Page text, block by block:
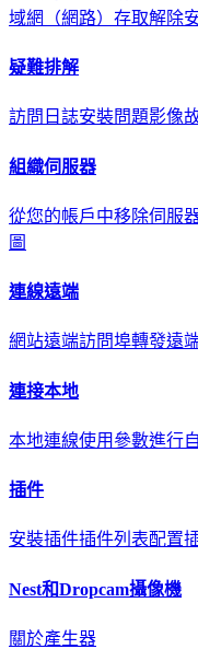
域網（網路）存取解除
疑難排解
訪問日誌安裝問題影像
組織伺服器
從您的帳戶中移除伺服
圖
連線遠端
網站遠端訪問埠轉發遠
連接本地
本地連線使用參數進行
插件
安裝插件插件列表配置
Nest和Dropcam攝像機
關於產生器